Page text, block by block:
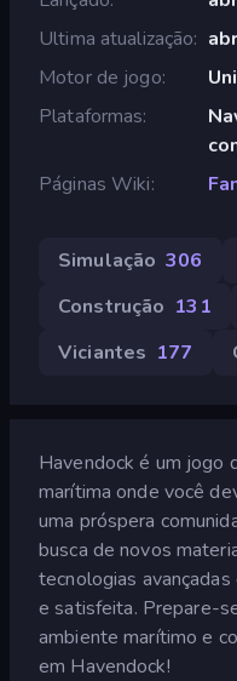
Ultima atualização
Motor de jogo
Plataformas
Páginas Wiki
Simulação 306
Construção 131
Viciantes 177
Havendock é um jogo
marítima onde você
uma próspera
busca de novos
tecnologias
e satisfeita. Prepare-
ambiente marítimo e
em Havendock!